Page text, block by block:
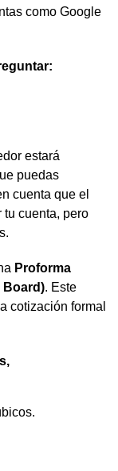
como Google
estará
puedas
cuenta que el
tu cuenta, pero
Proforma
Board). Este
cotización formal